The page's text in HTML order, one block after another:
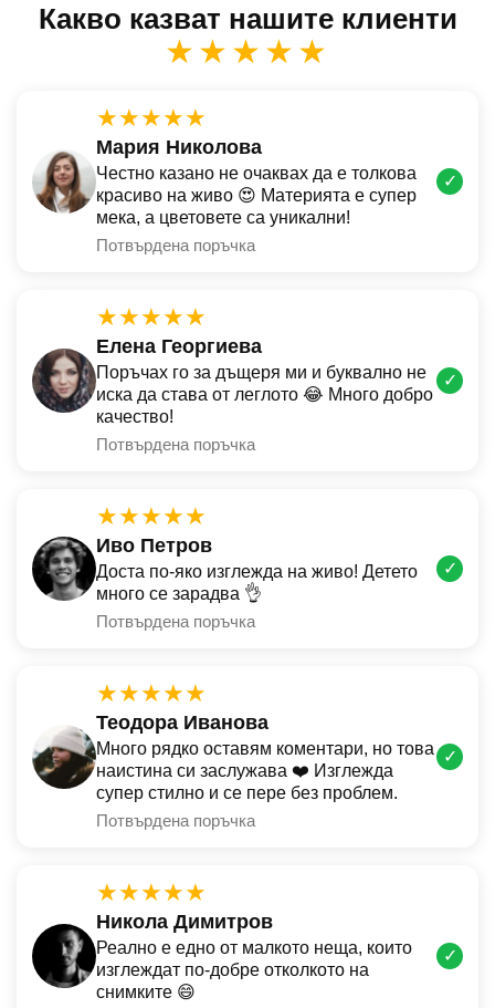
Какво казват нашите клиенти
★★★★★
★★★★★
Мария Николова
Честно казано не очаквах да е толкова
красиво на живо 😍 Материята е супер
мека, а цветовете са уникални!
Потвърдена поръчка
✓
★★★★★
Елена Георгиева
Поръчах го за дъщеря ми и буквално не
иска да става от леглото 😂 Много добро
качество!
Потвърдена поръчка
✓
★★★★★
Иво Петров
Доста по-яко изглежда на живо! Детето
много се зарадва 👌
Потвърдена поръчка
✓
★★★★★
Теодора Иванова
Много рядко оставям коментари, но това
наистина си заслужава ❤️ Изглежда
супер стилно и се пере без проблем.
Потвърдена поръчка
✓
★★★★★
Никола Димитров
Реално е едно от малкото неща, които
изглеждат по-добре отколкото на
снимките 😄
✓